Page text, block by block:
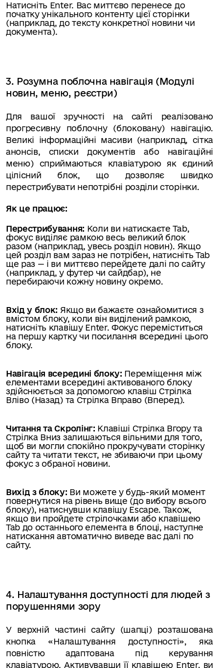
Натисніть Enter. Вас миттєво перенесе до
початку унікального контенту цієї сторінки
(наприклад, до тексту конкретної новини чи
документа).
3. Розумна поблочна навігація (Модулі
новин, меню, реєстри)
Для вашої зручності на сайті реалізовано
прогресивну поблочну (блоковану) навігацію.
Великі інформаційні масиви (наприклад, сітка
анонсів, списки документів або навігаційні
меню) сприймаються клавіатурою як єдиний
цілісний блок, що дозволяє швидко
перестрибувати непотрібні розділи сторінки.
Як це працює:
Перестрибування: Коли ви натискаєте Tab,
фокус виділяє рамкою весь великий блок
разом (наприклад, увесь розділ новин). Якщо
цей розділ вам зараз не потрібен, натисніть Tab
ще раз — і ви миттєво перейдете далі по сайту
(наприклад, у футер чи сайдбар), не
перебираючи кожну новину окремо.
Вхід у блок: Якщо ви бажаєте ознайомитися з
вмістом блоку, коли він виділений рамкою,
натисніть клавішу Enter. Фокус переміститься
на першу картку чи посилання всередині цього
блоку.
Навігація всередині блоку: Переміщення між
елементами всередині активованого блоку
здійснюється за допомогою клавіш Стрілка
Вліво (Назад) та Стрілка Вправо (Вперед).
Читання та Скролінг: Клавіші Стрілка Вгору та
Стрілка Вниз залишаються вільними для того,
щоб ви могли спокійно прокручувати сторінку
сайту та читати текст, не збиваючи при цьому
фокус з обраної новини.
Вихід з блоку: Ви можете у будь-який момент
повернутися на рівень вище (до вибору всього
блоку), натиснувши клавішу Escape. Також,
якщо ви пройдете стрілочками або клавішею
Tab до останнього елемента в блоці, наступне
натискання автоматично виведе вас далі по
сайту.
4. Налаштування доступності для людей з
порушеннями зору
У верхній частині сайту (шапці) розташована
кнопка «Налаштування доступності», яка
повністю адаптована під керування
клавіатурою. Активувавши її клавішею Enter, ви